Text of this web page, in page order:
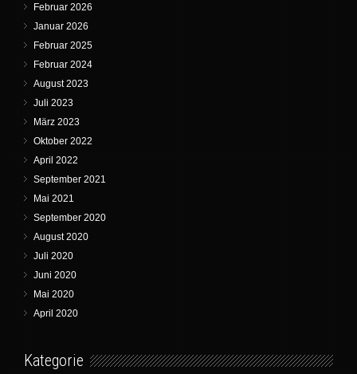
Februar 2026
Januar 2026
Februar 2025
Februar 2024
August 2023
Juli 2023
März 2023
Oktober 2022
April 2022
September 2021
Mai 2021
September 2020
August 2020
Juli 2020
Juni 2020
Mai 2020
April 2020
Kategorie